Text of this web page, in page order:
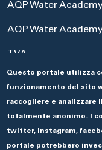
AQP Water
AQP Water
TVA
Portale Acquisti
Aseco
Questo portale utilizza
funzionamento del sito
raccogliere e analizzare
totalmente anonimo. I
twitter, instagram,
portale potrebbero